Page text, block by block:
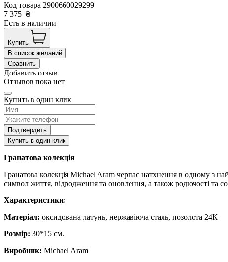
Код товара 2900660029299
7 375 ₴
Есть в наличии
Купить
В список желаний
Сравнить
Добавить отзыв
Отзывов пока нет
Купить в один клик
Подтвердить
Купить в один клик
Гранатова колекція
Гранатова колекція Michael Aram черпає натхнення в одному з
символ життя, відродження та оновлення, а також родючості та
Характеристики:
Матеріал: оксидована латунь, нержавіюча сталь, позолота 24К
Розмір: 30*15 см.
Виробник: Michael Aram